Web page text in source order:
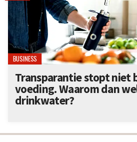
BUSINESS
Transparantie stopt niet
voeding. Waarom dan
drinkwater?